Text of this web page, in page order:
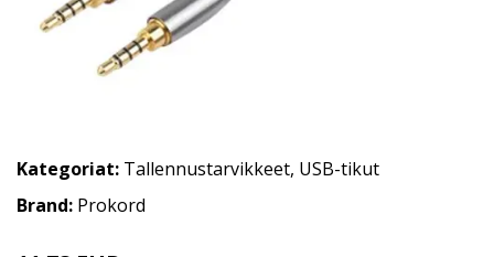
Kategoriat: Tallennustarvikkeet, USB-tikut
Brand: Prokord